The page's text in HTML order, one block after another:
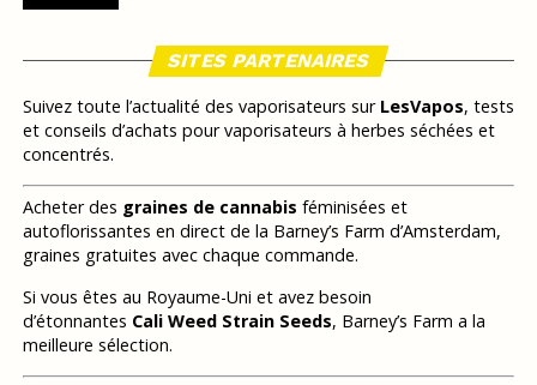
SITES PARTENAIRES
Suivez toute l’actualité des vaporisateurs sur LesVapos, tests
et conseils d’achats pour vaporisateurs à herbes séchées et
concentrés.
Acheter des graines de cannabis féminisées et
autoflorissantes en direct de la Barney’s Farm d’Amsterdam,
graines gratuites avec chaque commande.
Si vous êtes au Royaume-Uni et avez besoin
d’étonnantes Cali Weed Strain Seeds, Barney’s Farm a la
meilleure sélection.